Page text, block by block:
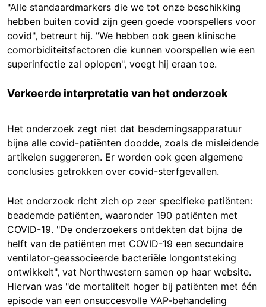
"Alle standaardmarkers die we tot onze beschikking
hebben buiten covid zijn geen goede voorspellers voor
covid", betreurt hij. "We hebben ook geen klinische
comorbiditeitsfactoren die kunnen voorspellen wie een
superinfectie zal oplopen", voegt hij eraan toe.
Verkeerde interpretatie van het onderzoek
Het onderzoek zegt niet dat beademingsapparatuur
bijna alle covid-patiënten doodde, zoals de misleidende
artikelen suggereren. Er worden ook geen algemene
conclusies getrokken over covid-sterfgevallen.
Het onderzoek richt zich op zeer specifieke patiënten:
beademde patiënten, waaronder 190 patiënten met
COVID-19. "De onderzoekers ontdekten dat bijna de
helft van de patiënten met COVID-19 een secundaire
ventilator-geassocieerde bacteriële longontsteking
ontwikkelt", vat Northwestern samen op haar website.
Hiervan was "de mortaliteit hoger bij patiënten met één
episode van een onsuccesvolle VAP-behandeling